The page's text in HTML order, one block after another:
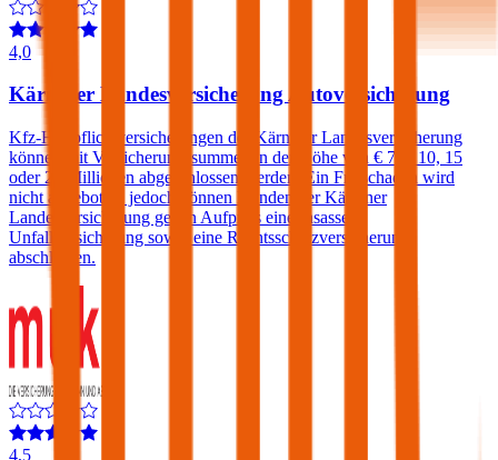
4,0
Kärntner Landesversicherung Autoversicherung
Kfz-Haftpflichtversicherungen der Kärntner Landesversicherung
können mit Versicherungssummen in der Höhe von € 7,6, 10, 15
oder 20 Millionen abgeschlossen werden. Ein Freischaden wird
nicht angeboten, jedoch können Kunden der Kärntner
Landesversicherung gegen Aufpreis eine Insassen-
Unfallversicherung sowie eine Rechtsschutzversicherung
abschließen.
4,5